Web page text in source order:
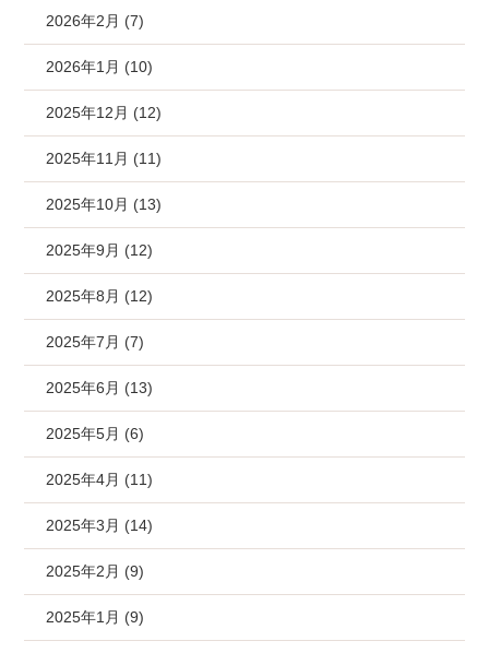
2026年2月 (7)
2026年1月 (10)
2025年12月 (12)
2025年11月 (11)
2025年10月 (13)
2025年9月 (12)
2025年8月 (12)
2025年7月 (7)
2025年6月 (13)
2025年5月 (6)
2025年4月 (11)
2025年3月 (14)
2025年2月 (9)
2025年1月 (9)